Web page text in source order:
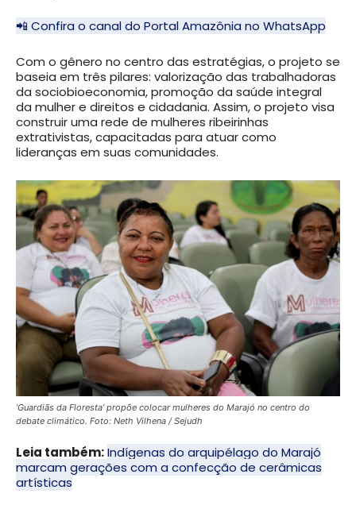
📲 Confira o canal do Portal Amazônia no WhatsApp
Com o gênero no centro das estratégias, o projeto se
baseia em três pilares: valorização das trabalhadoras
da sociobioeconomia, promoção da saúde integral
da mulher e direitos e cidadania. Assim, o projeto visa
construir uma rede de mulheres ribeirinhas
extrativistas, capacitadas para atuar como
lideranças em suas comunidades.
‘Guardiãs da Floresta’ propõe colocar mulheres do Marajó no centro do
debate climático. Foto: Neth Vilhena / Sejudh
Leia também:Indígenas do arquipélago do Marajó
marcam gerações com a confecção de cerâmicas
artísticas